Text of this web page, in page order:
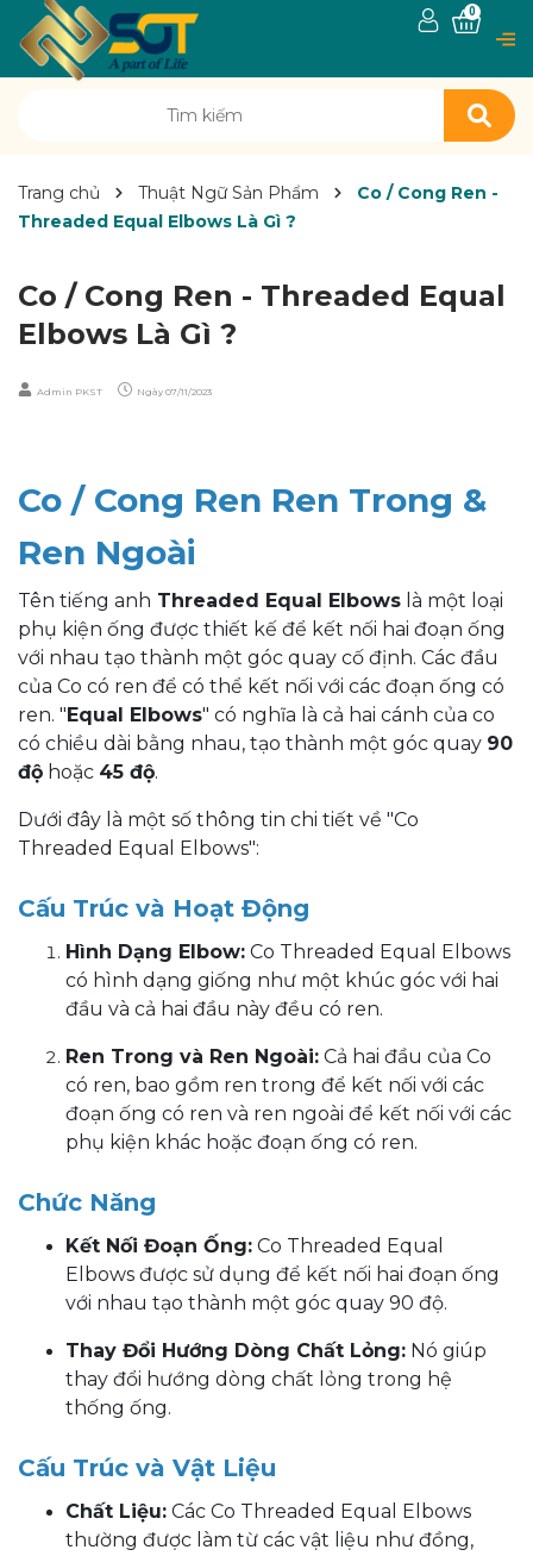
0
Trang chủ Thuật Ngữ Sản Phẩm
Co / Cong Ren -
Threaded Equal Elbows Là Gì ?
Co / Cong Ren - Threaded Equal
Elbows Là Gì ?
Admin PKST Ngày 07/11/2023
Co / Cong Ren Ren Trong &
Ren Ngoài
Tên tiếng anh Threaded Equal Elbows là một loại
phụ kiện ống được thiết kế để kết nối hai đoạn ống
với nhau tạo thành một góc quay cố định. Các đầu
của Co có ren để có thể kết nối với các đoạn ống có
ren. "Equal Elbows" có nghĩa là cả hai cánh của co
có chiều dài bằng nhau, tạo thành một góc quay 90
độ hoặc 45 độ.
Dưới đây là một số thông tin chi tiết về "Co
Threaded Equal Elbows":
Cấu Trúc và Hoạt Động
Hình Dạng Elbow: Co Threaded Equal Elbows
có hình dạng giống như một khúc góc với hai
đầu và cả hai đầu này đều có ren.
Ren Trong và Ren Ngoài: Cả hai đầu của Co
có ren, bao gồm ren trong để kết nối với các
đoạn ống có ren và ren ngoài để kết nối với các
phụ kiện khác hoặc đoạn ống có ren.
Chức Năng
Kết Nối Đoạn Ống: Co Threaded Equal
Elbows được sử dụng để kết nối hai đoạn ống
với nhau tạo thành một góc quay 90 độ.
Thay Đổi Hướng Dòng Chất Lỏng: Nó giúp
thay đổi hướng dòng chất lỏng trong hệ
thống ống.
Cấu Trúc và Vật Liệu
Chất Liệu: Các Co Threaded Equal Elbows
thường được làm từ các vật liệu như đồng,